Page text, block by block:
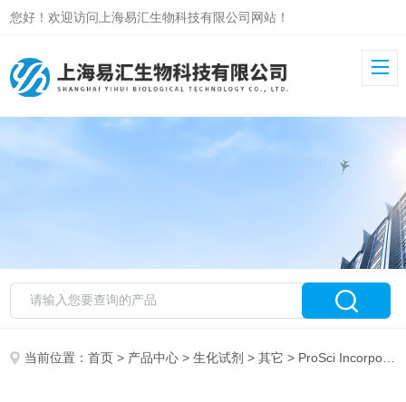
您好！欢迎访问上海易汇生物科技有限公司网站！
当前位置：首页 > 产品中心 >生化试剂 >其它 > ProSci Incorporated 试剂销售 代理